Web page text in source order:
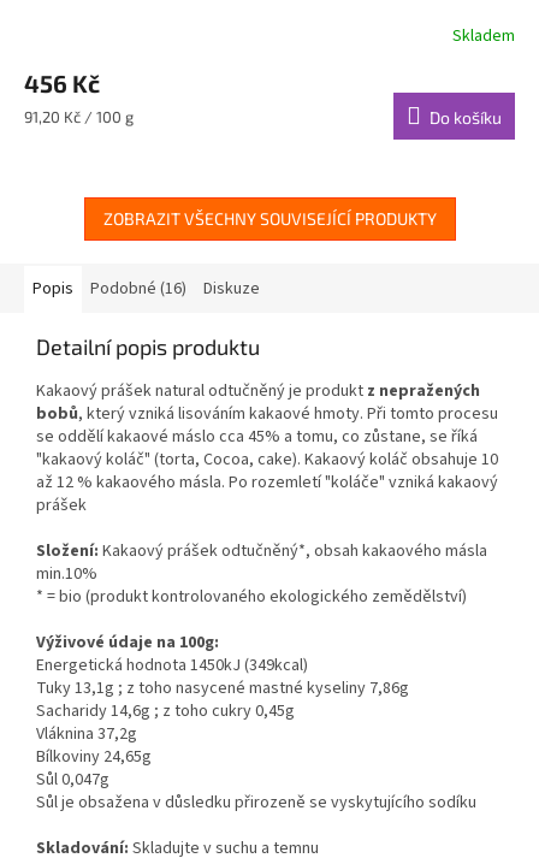
Skladem
456 Kč
Měrná
91,20 Kč / 100 g Do košíku
ZOBRAZIT VŠECHNY SOUVISEJÍCÍ PRODUKTY
Popis Podobné (16) Diskuze
Detailní popis produktu
Kakaový prášek natural odtučněný je produkt z nepražených
bobů, který vzniká lisováním kakaové hmoty. Při tomto procesu
se oddělí kakaové máslo cca 45% a tomu, co zůstane, se říká
"kakaový koláč" (torta, Cocoa, cake). Kakaový koláč obsahuje 10
až 12 % kakaového másla. Po rozemletí "koláče" vzniká kakaový
prášek
Složení: Kakaový prášek odtučněný*, obsah kakaového másla
min.10%
* = bio (produkt kontrolovaného ekologického zemědělství)
Výživové údaje na 100g:
Energetická hodnota 1450kJ (349kcal)
Tuky 13,1g ; z toho nasycené mastné kyseliny 7,86g
Sacharidy 14,6g ; z toho cukry 0,45g
Vláknina 37,2g
Bílkoviny 24,65g
Sůl 0,047g
Sůl je obsažena v důsledku přirozeně se vyskytujícího sodíku
Skladování: Skladujte v suchu a temnu